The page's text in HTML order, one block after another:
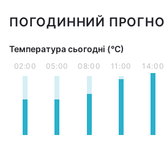
ПОГОДИННИЙ
Температура сьогодні (°С)
02:00 05:00 08:00 11:00 14:00